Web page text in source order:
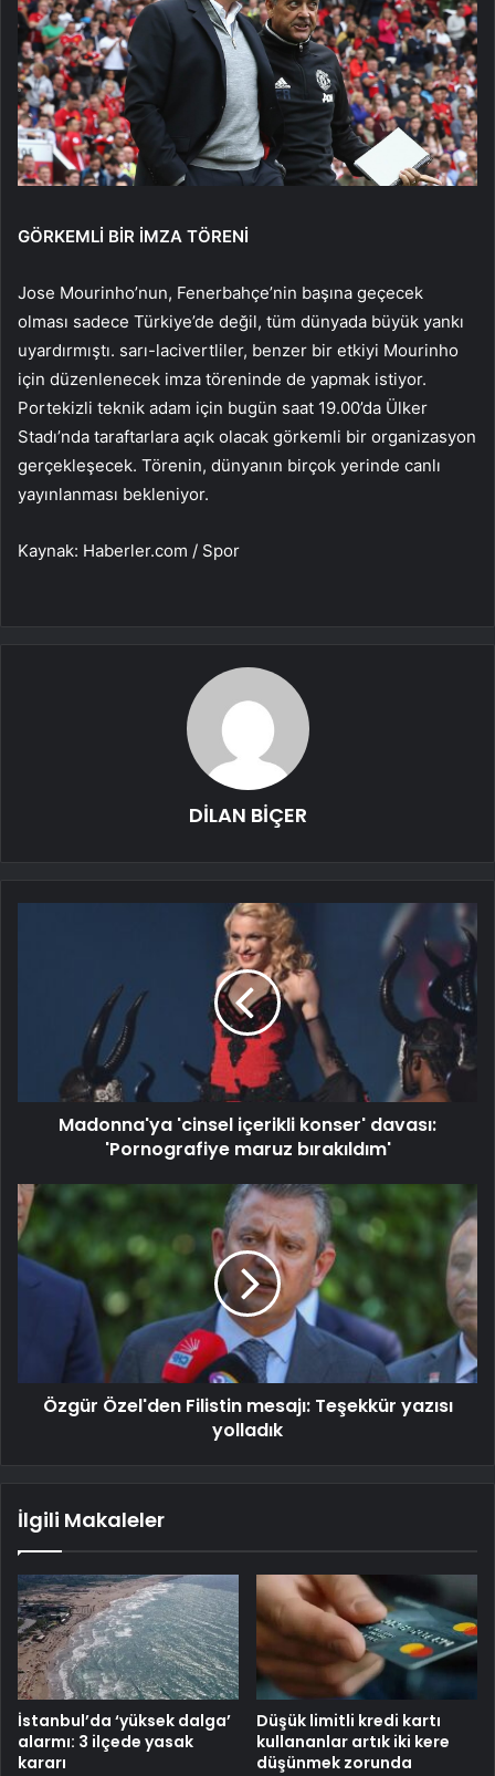
GÖRKEMLİ BİR İMZA TÖRENİ
Jose Mourinho’nun, Fenerbahçe’nin başına geçecek
olması sadece Türkiye’de değil, tüm dünyada büyük yankı
uyardırmıştı. sarı-lacivertliler, benzer bir etkiyi Mourinho
için düzenlenecek imza töreninde de yapmak istiyor.
Portekizli teknik adam için bugün saat 19.00’da Ülker
Stadı’nda taraftarlara açık olacak görkemli bir organizasyon
gerçekleşecek. Törenin, dünyanın birçok yerinde canlı
yayınlanması bekleniyor.
Kaynak: Haberler.com / Spor
DİLAN BİÇER
Madonna'ya 'cinsel içerikli konser' davası:
'Pornografiye maruz bırakıldım'
Özgür Özel'den Filistin mesajı: Teşekkür yazısı
yolladık
İlgili Makaleler
İstanbul’da ‘yüksek dalga’
alarmı: 3 ilçede yasak
kararı
Düşük limitli kredi kartı
kullananlar artık iki kere
düşünmek zorunda